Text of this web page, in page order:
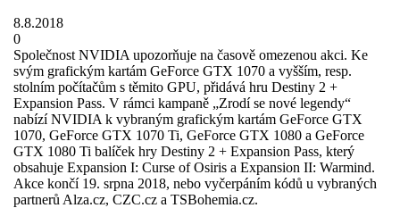
8.8.2018
0
Společnost NVIDIA upozorňuje na časově omezenou akci. Ke
svým grafickým kartám GeForce GTX 1070 a vyšším, resp.
stolním počítačům s těmito GPU, přidává hru Destiny 2 +
Expansion Pass. V rámci kampaně „Zrodí se nové legendy“
nabízí NVIDIA k vybraným grafickým kartám GeForce GTX
1070, GeForce GTX 1070 Ti, GeForce GTX 1080 a GeForce
GTX 1080 Ti balíček hry Destiny 2 + Expansion Pass, který
obsahuje Expansion I: Curse of Osiris a Expansion II: Warmind.
Akce končí 19. srpna 2018, nebo vyčerpáním kódů u vybraných
partnerů Alza.cz, CZC.cz a TSBohemia.cz.